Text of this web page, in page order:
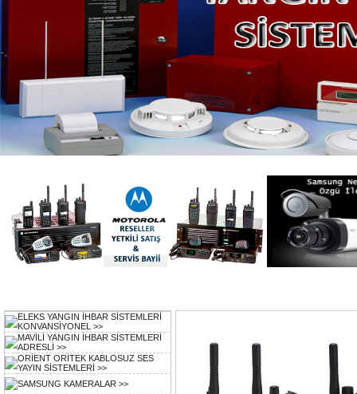
ELEKS YANGIN İHBAR SİSTEMLERİ
KONVANSİYONEL >>
MAVİLİ YANGIN İHBAR SİSTEMLERİ
ADRESLİ >>
ORİENT ORİTEK KABLOSUZ SES
YAYIN SİSTEMLERİ >>
SAMSUNG KAMERALAR >>